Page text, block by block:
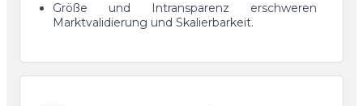
Größe und Intransparenz erschweren
Marktvalidierung und Skalierbarkeit.